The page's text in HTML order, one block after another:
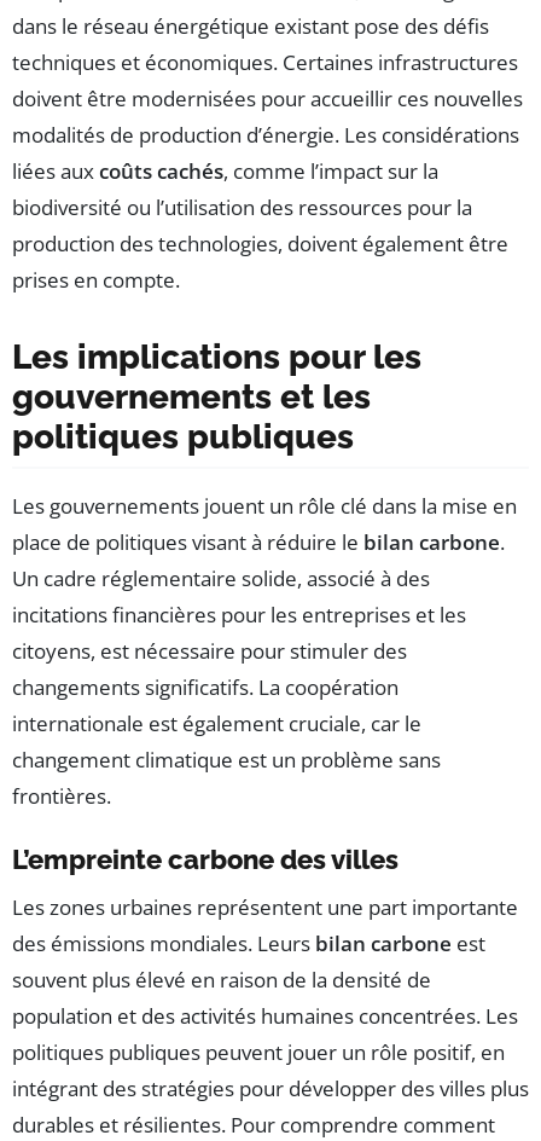
dans le réseau énergétique existant pose des défis
techniques et économiques. Certaines infrastructures
doivent être modernisées pour accueillir ces nouvelles
modalités de production d’énergie. Les considérations
liées auxcoûts cachés, comme l’impact sur la
biodiversité ou l’utilisation des ressources pour la
production des technologies, doivent également être
prises en compte.
Les implications pour les
gouvernements et les
politiques publiques
Les gouvernements jouent un rôle clé dans la mise en
place de politiques visant à réduire le bilan carbone.
Un cadre réglementaire solide, associé à des
incitations financières pour les entreprises et les
citoyens, est nécessaire pour stimuler des
changements significatifs. La coopération
internationale est également cruciale, car le
changement climatique est un problème sans
frontières.
L’empreinte carbone des villes
Les zones urbaines représentent une part importante
des émissions mondiales. Leurs bilan carbone est
souvent plus élevé en raison de la densité de
population et des activités humaines concentrées. Les
politiques publiques peuvent jouer un rôle positif, en
intégrant des stratégies pour développer des villes plus
durables et résilientes. Pour comprendre comment